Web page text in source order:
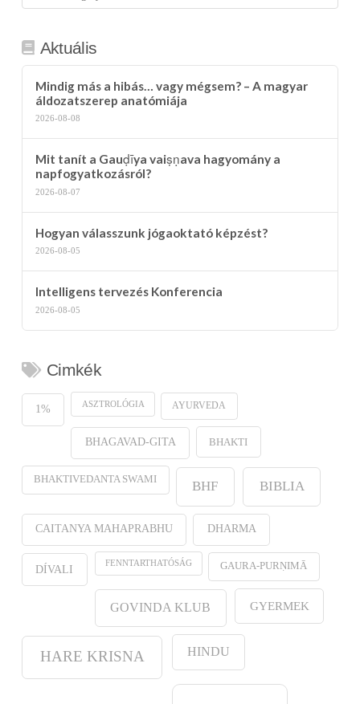
kategória
Aktuális
Mindig más a hibás… vagy mégsem? – A magyar
áldozatszerep anatómiája
2026-08-08
Mit tanít a Gauḍīya vaiṣṇava hagyomány a
napfogyatkozásról?
2026-08-07
Hogyan válasszunk jógaoktató képzést?
2026-08-05
Intelligens tervezés Konferencia
2026-08-05
Cimkék
1% ASZTROLÓGIA AYURVEDA
BHAGAVAD-GITA BHAKTI
BHAKTIVEDANTA SWAMI BHF BIBLIA
CAITANYA MAHAPRABHU DHARMA
DÍVALI FENNTARTHATÓSÁG GAURA-PURṆIMĀ
GOVINDA KLUB GYERMEK
HARE KRISNA HINDU